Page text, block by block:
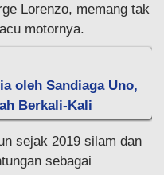
Lorenzo, memang tak
motornya.
oleh Sandiaga Uno,
Berkali-Kali
sejak 2019 silam dan
sebagai